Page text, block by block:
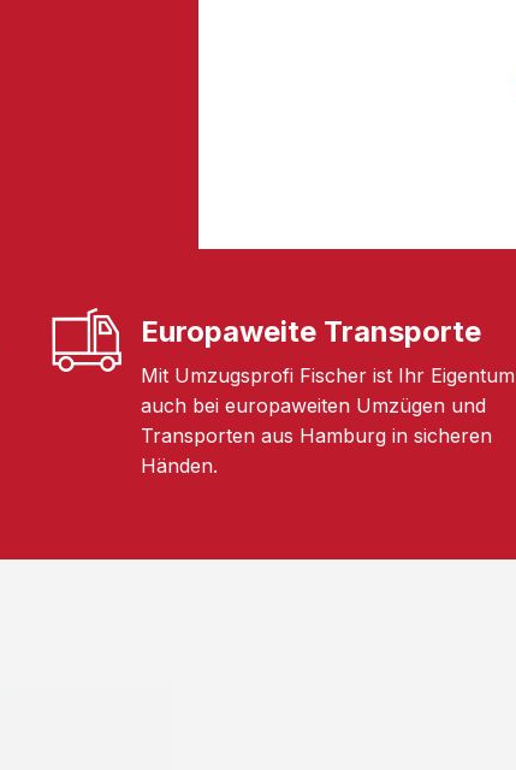
Europaweite Transporte
Mit Umzugsprofi Fischer ist Ihr Eigentum
auch bei europaweiten Umzügen und
Transporten aus Hamburg in sicheren
Händen.